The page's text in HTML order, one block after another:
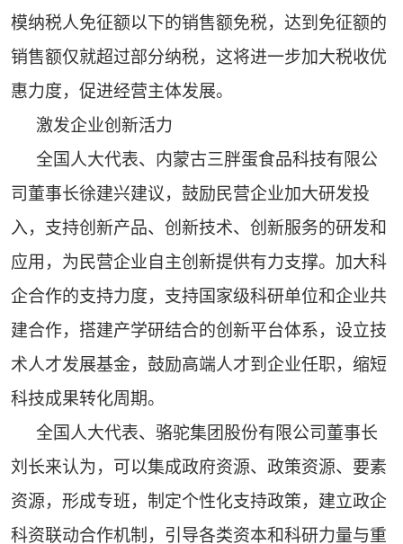
模纳税人免征额以下的销售额免税，达到免征额的
销售额仅就超过部分纳税，这将进一步加大税收优
惠力度，促进经营主体发展。
激发企业创新活力
全国人大代表、内蒙古三胖蛋食品科技有限公
司董事长徐建兴建议，鼓励民营企业加大研发投
入，支持创新产品、创新技术、创新服务的研发和
应用，为民营企业自主创新提供有力支撑。加大科
企合作的支持力度，支持国家级科研单位和企业共
建合作，搭建产学研结合的创新平台体系，设立技
术人才发展基金，鼓励高端人才到企业任职，缩短
科技成果转化周期。
全国人大代表、骆驼集团股份有限公司董事长
刘长来认为，可以集成政府资源、政策资源、要素
资源，形成专班，制定个性化支持政策，建立政企
科资联动合作机制，引导各类资本和科研力量与重